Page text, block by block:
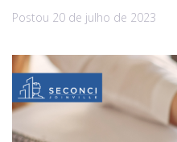
Postou 20 de julho de 2023